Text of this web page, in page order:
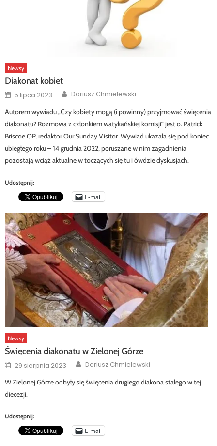
Newsy
Diakonat kobiet
Posted
on
5 lipca 2023 Author
Dariusz Chmielewski
Autorem wywiadu „Czy kobiety mogą (i powinny) przyjmować święcenia
diakonatu? Rozmowa z członkiem watykańskiej komisji” jest o. Patrick
Briscoe OP, redaktor Our Sunday Visitor. Wywiad ukazała się pod koniec
ubiegłego roku – 14 grudnia 2022, poruszane w nim zagadnienia
pozostają wciąż aktualne w toczących się tu i ówdzie dyskusjach.
Udostępnij:
E-mail
Newsy
Święcenia diakonatu w Zielonej Górze
Posted
on
29 sierpnia 2023 Author
Dariusz Chmielewski
W Zielonej Górze odbyły się święcenia drugiego diakona stałego w tej
diecezji.
Udostępnij:
E-mail